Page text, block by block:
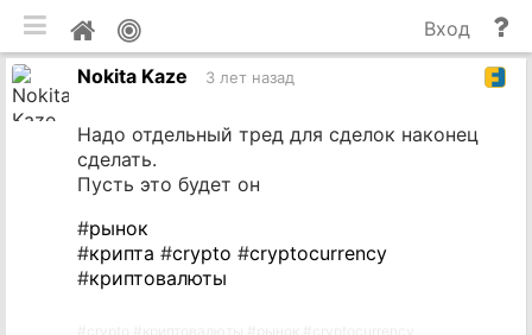
Мой
профиль
и
Вход
Nokita Kaze
3 лет назад
Надо отдельный тред для сделок наконец
сделать.
Пусть это будет он
#рынок
#крипта #crypto #cryptocurrency
#криптовалюты
мобильная версия